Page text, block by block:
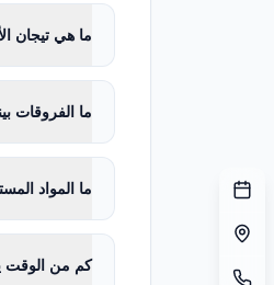
ما هي تيجان
ما الفروقات
ما المواد
كم من الوقت